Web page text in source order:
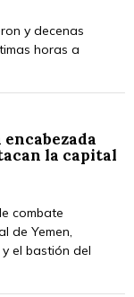
y decenas
horas a
la capital
combate
de Yemen,
el bastión del